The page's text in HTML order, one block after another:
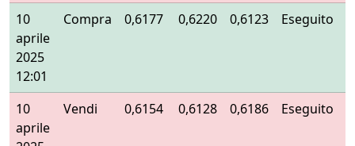
10
aprile
2025
12:01
Compra 0,6177 0,6220 0,6123 Eseguito
10
aprile
Vendi 0,6154 0,6128 0,6186 Eseguito